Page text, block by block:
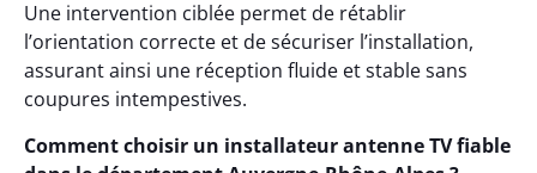
Une intervention ciblée permet de rétablir
l’orientation correcte et de sécuriser l’installation,
assurant ainsi une réception fluide et stable sans
coupures intempestives.
Comment choisir un installateur antenne TV fiable